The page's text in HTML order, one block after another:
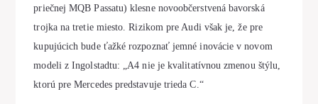
priečnej MQB Passatu) klesne novoobčerstvená bavorská
trojka na tretie miesto. Rizikom pre Audi však je, že pre
kupujúcich bude ťažké rozpoznať jemné inovácie v novom
modeli z Ingolstadtu: „A4 nie je kvalitatívnou zmenou štýlu,
ktorú pre Mercedes predstavuje trieda C.“